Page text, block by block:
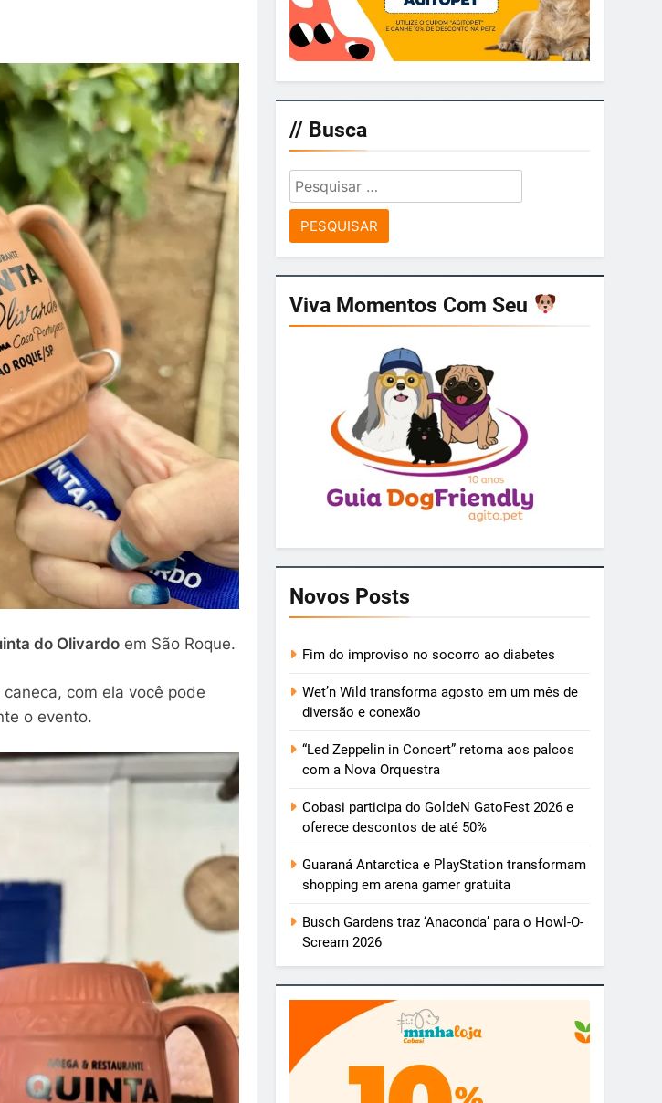
do Olivardo em São Roque.
com ela você pode
o evento.
// Busca
Pesquisar
por:
Viva Momentos Com Seu
Novos Posts
Fim do improviso no socorro ao diabetes
Wet’n Wild transforma agosto em um mês de
diversão e conexão
“Led Zeppelin in Concert” retorna aos palcos
com a Nova Orquestra
Cobasi participa do GoldeN GatoFest 2026 e
oferece descontos de até 50%
Guaraná Antarctica e PlayStation transformam
shopping em arena gamer gratuita
Busch Gardens traz ‘Anaconda’ para o Howl-O-
Scream 2026